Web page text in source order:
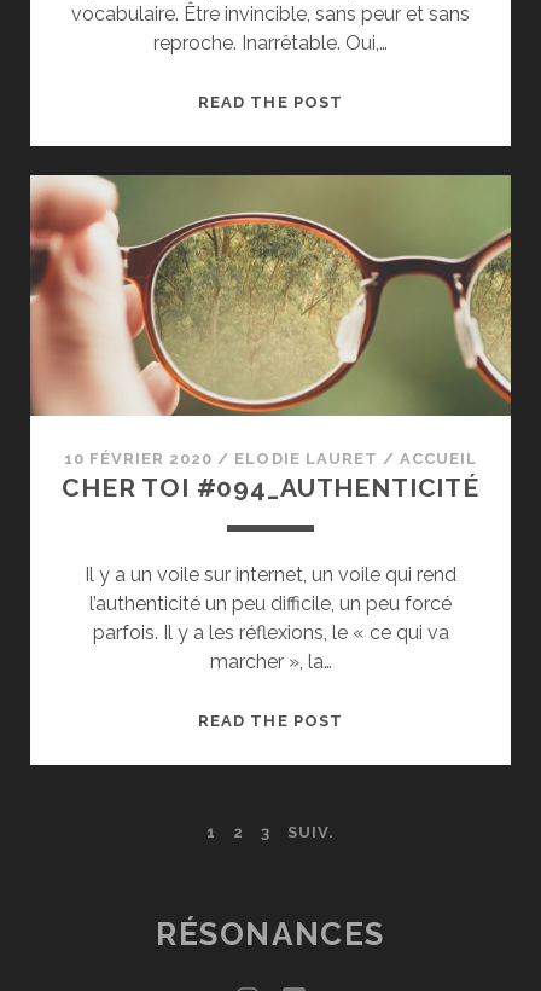
vocabulaire. Être invincible, sans peur et sans
reproche. Inarrêtable. Oui,…
READ THE POST
10 FÉVRIER 2020 / ELODIE LAURET /ACCUEIL
CHER TOI #094_AUTHENTICITÉ
Il y a un voile sur internet, un voile qui rend
l’authenticité un peu difficile, un peu forcé
parfois. Il y a les réflexions, le « ce qui va
marcher », la…
READ THE POST
PAGINATION
PUBLICATIONS
1 2 3 SUIV.
RÉSONANCES